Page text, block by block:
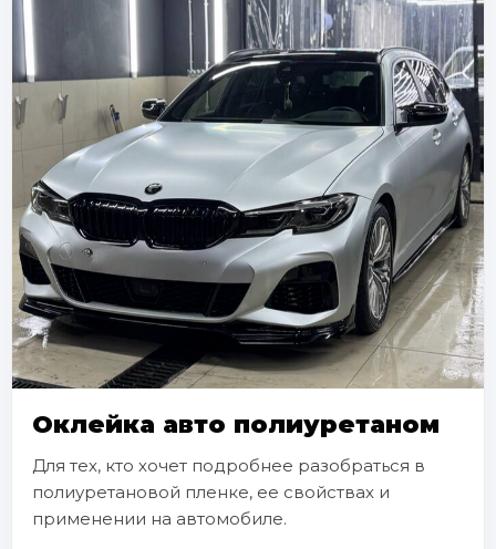
Оклейка авто полиуретаном
Для тех, кто хочет подробнее разобраться в
полиуретановой пленке, ее свойствах и
применении на автомобиле.